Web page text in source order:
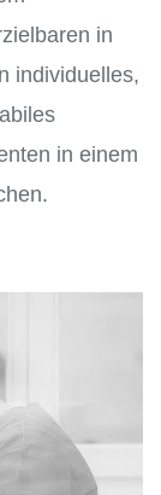
in
individuelles,
in einem